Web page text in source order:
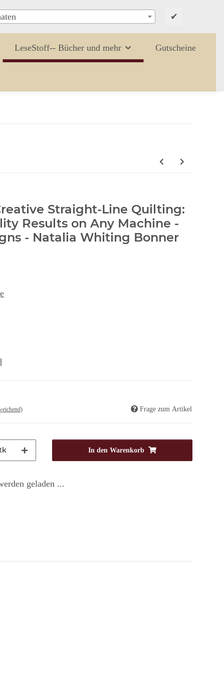
✔
LeseStoff-- Bücher und mehr Gutscheine
Straight-Line Quilting:
Results on Any Machine -
- Natalia Whiting Bonner
Frage zum Artikel
In den Warenkorb
geladen ...